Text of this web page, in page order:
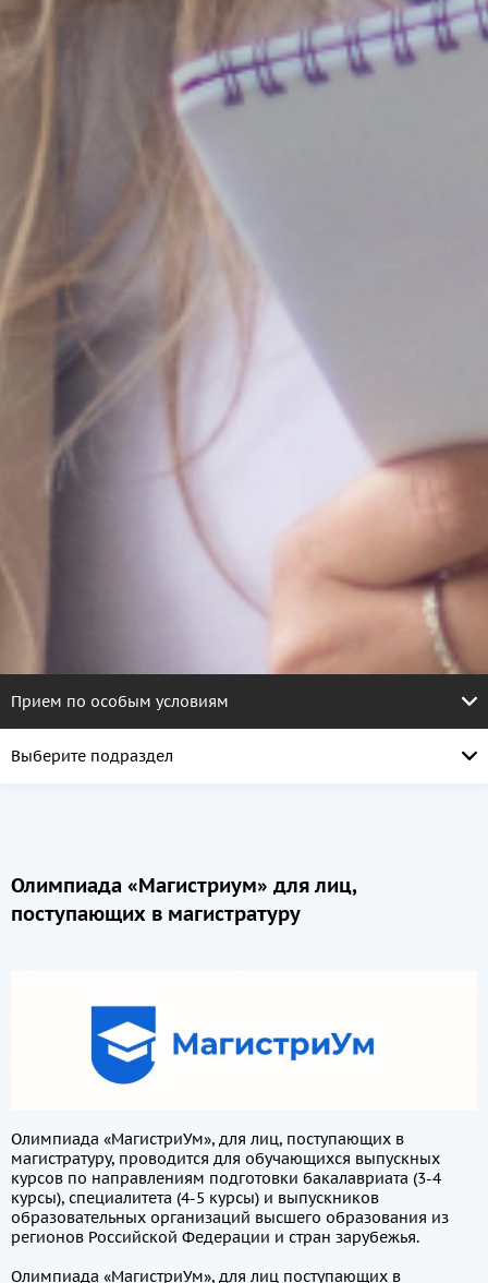
Прием по особым условиям
Выберите подраздел
Олимпиада «Магистриум» для лиц,
поступающих в магистратуру
Олимпиада «МагистриУм», для лиц, поступающих в
магистратуру, проводится для обучающихся выпускных
курсов по направлениям подготовки бакалавриата (3-4
курсы), специалитета (4-5 курсы) и выпускников
образовательных организаций высшего образования из
регионов Российской Федерации и стран зарубежья.
Олимпиада «МагистриУм», для лиц поступающих в